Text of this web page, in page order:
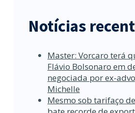
Notícias
Master: Vorcaro terá
Flávio Bolsonaro em
negociada por ex-
Michelle
Mesmo sob tarifaço